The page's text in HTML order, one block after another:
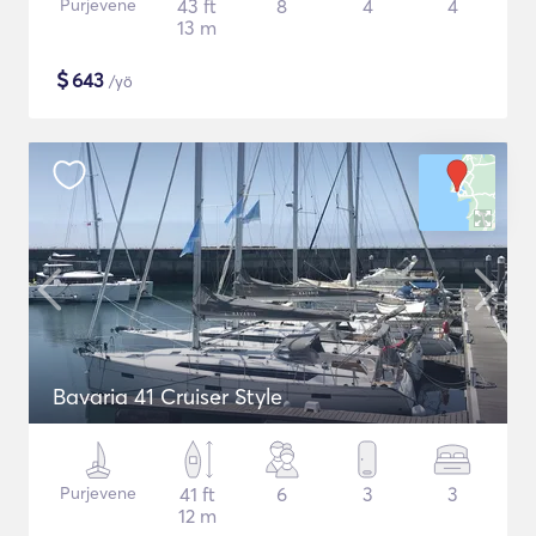
Purjevene
43 ft
13 m
8 4 4
$643 /yö
Bavaria 41 Cruiser Style
Purjevene
41 ft
12 m
6 3 3